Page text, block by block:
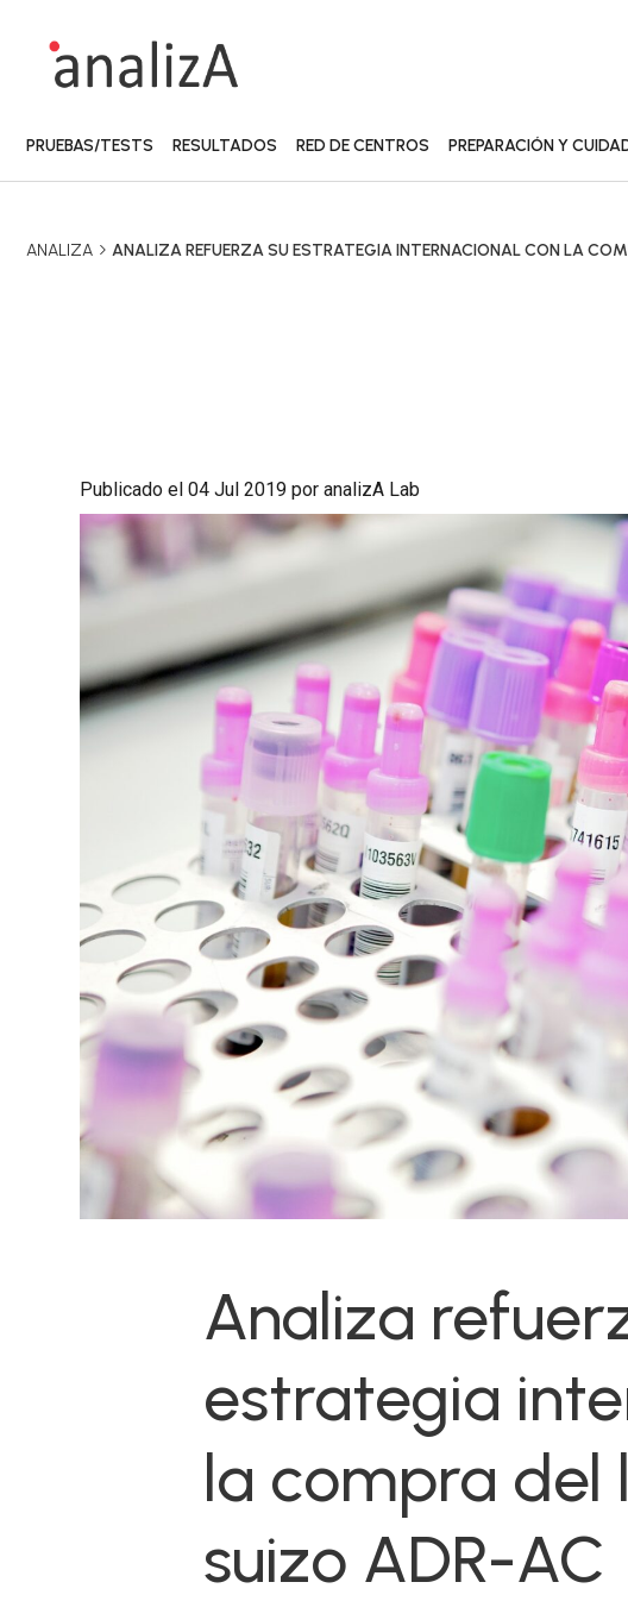
PRUEBAS/TESTS RESULTADOS RED DE CENTROS PREPARACIÓN Y
ANALIZA ANALIZA REFUERZA SU ESTRATEGIA INTERNACIONAL CON LA
Publicado el 04 Jul 2019 por analizA Lab
Analiza
estrategia
la compra del
suizo ADR-AC